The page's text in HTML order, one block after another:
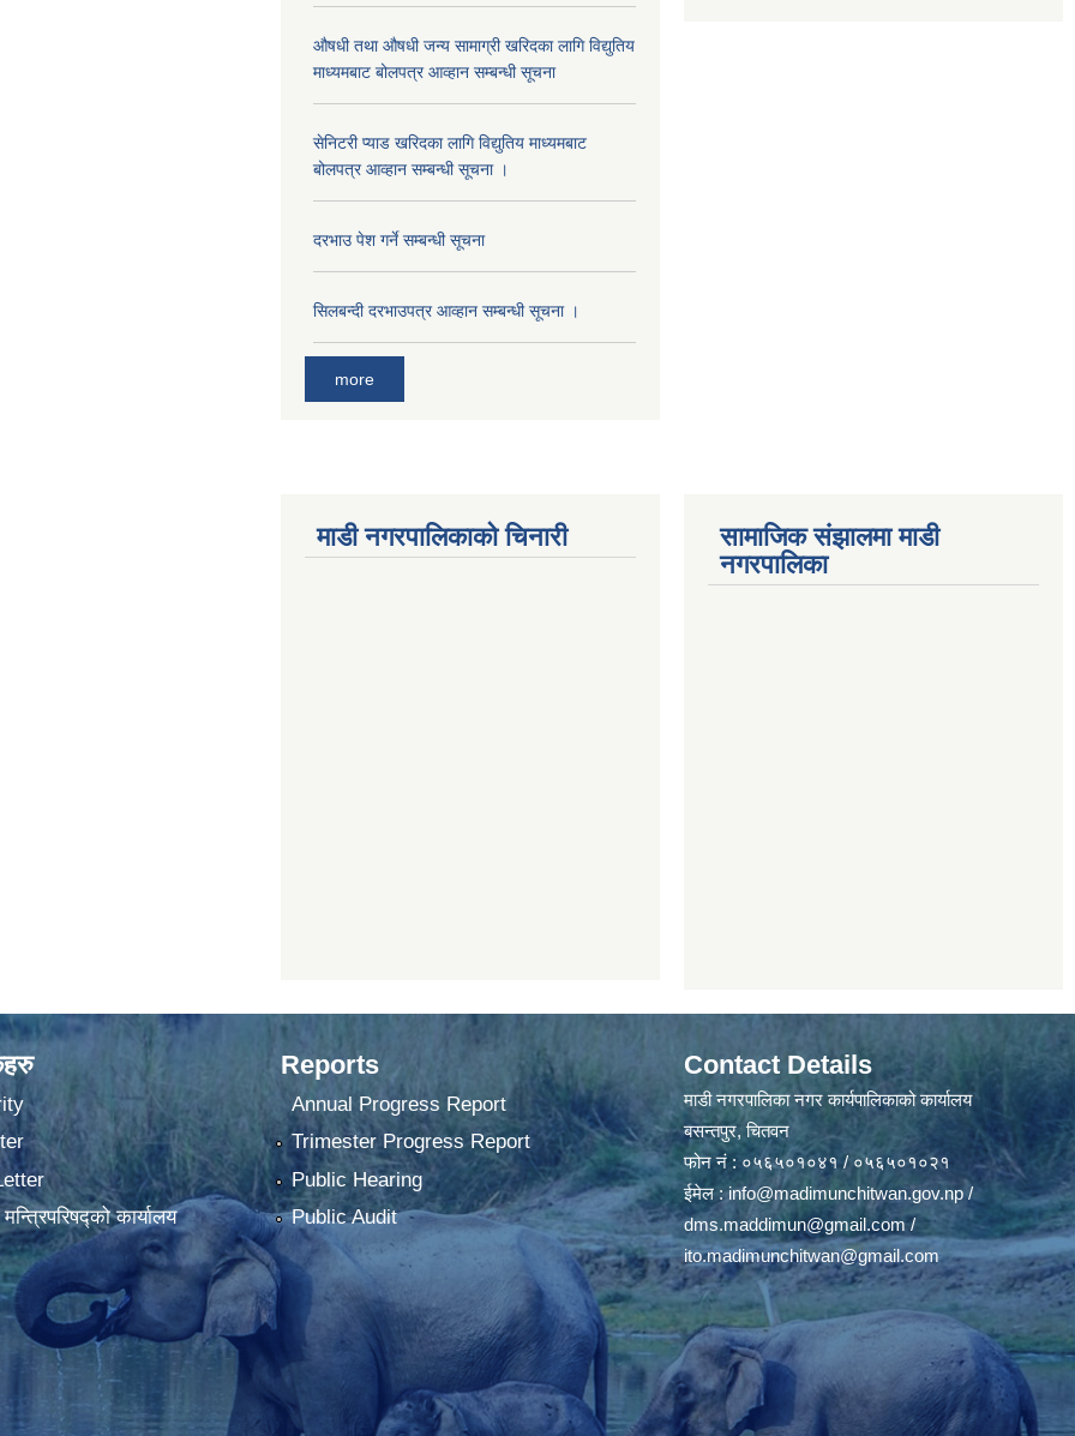
औषधी तथा औषधी जन्य सामाग्री खरिदका लागि विद्युतिय
माध्यमबाट बोलपत्र आव्हान सम्बन्धी सूचना
सेनिटरी प्याड खरिदका लागि विद्युतिय माध्यमबाट
बोलपत्र आव्हान सम्बन्धी सूचना ।
दरभाउ पेश गर्ने सम्बन्धी सूचना
सिलबन्दी दरभाउपत्र आव्हान सम्बन्धी सूचना ।
more
माडी नगरपालिकाको चिनारी
सामाजिक संझालमा माडी
नगरपालिका
कार्यालय
Reports
Annual Progress Report
Trimester Progress Report
Public Hearing
Public Audit
Contact Details
माडी नगरपालिका नगर कार्यपालिकाको कार्यालय
बसन्तपुर, चितवन
फोन नं : ०५६५०१०४१ / ०५६५०१०२१
ईमेल :info@madimunchitwan.gov.np /
dms.maddimun@gmail.com/
ito.madimunchitwan@gmail.com